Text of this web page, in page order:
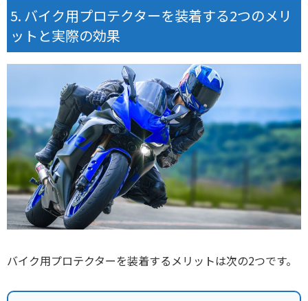
バイク用プロテクターを装着する2つのメリ
ットと実際の効果
バイク用プロテクターを装着するメリットは次の2つです。